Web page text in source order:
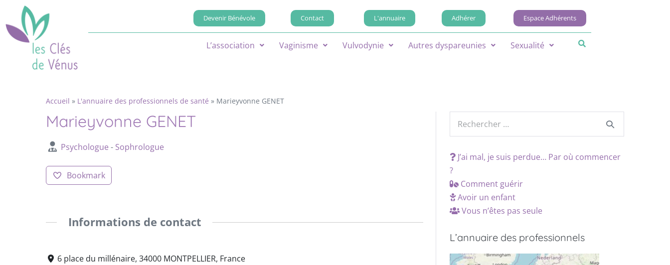
Devenir Bénévole Contact L'annuaire Adhérer Espace Adhérents
L’association Vaginisme Vulvodynie Autres dyspareunies Sexualité
Accueil » L'annuaire des professionnels de santé » Marieyvonne GENET
Marieyvonne GENET
Psychologue - Sophrologue
Bookmark
Informations de contact
6 place du millénaire, 34000 MONTPELLIER, France
J’ai mal, je suis perdue… Par où commencer
?
Comment guérir
Avoir un enfant
Vous n’êtes pas seule
L’annuaire des professionnels